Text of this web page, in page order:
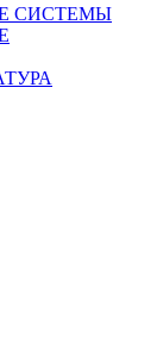
СИСТЕМЫ